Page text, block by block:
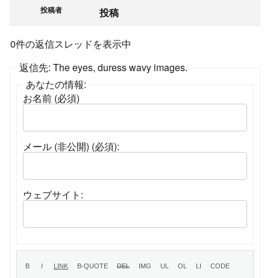
投稿者 投稿
0件の返信スレッドを表示中
返信先: The eyes, duress wavy images.
あなたの情報:
お名前 (必須)
メール (非公開) (必須):
ウェブサイト: